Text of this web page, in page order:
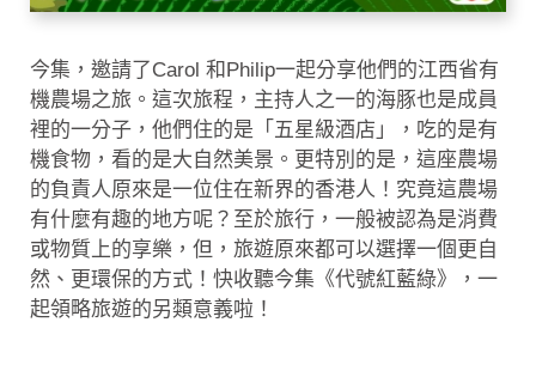
今集，邀請了Carol 和Philip一起分享他們的江西省有
機農場之旅。這次旅程，主持人之一的海豚也是成員
裡的一分子，他們住的是「五星級酒店」，吃的是有
機食物，看的是大自然美景。更特別的是，這座農場
的負責人原來是一位住在新界的香港人！究竟這農場
有什麼有趣的地方呢？至於旅行，一般被認為是消費
或物質上的享樂，但，旅遊原來都可以選擇一個更自
然、更環保的方式！快收聽今集《代號紅藍綠》，一
起領略旅遊的另類意義啦！